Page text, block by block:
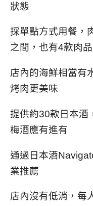
狀態
採單點方式用餐，
之間，也有4款肉
店內的海鮮相當有
烤肉更美味
提供約30款日本酒
梅酒應有進有
通過日本酒
業推薦
店內沒有低消，每